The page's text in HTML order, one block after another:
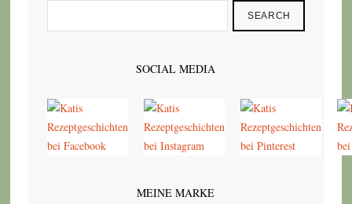
SEARCH
SOCIAL MEDIA
MEINE MARKE